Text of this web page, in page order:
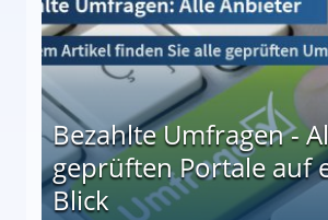
Bezahlte Umfragen -
geprüften Portale auf
Blick